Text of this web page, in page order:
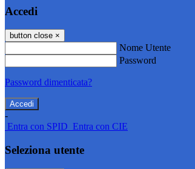
Accedi
button close ×
Nome Utente
Password
Password dimenticata?
-
Entra con SPID Entra con CIE
Seleziona utente